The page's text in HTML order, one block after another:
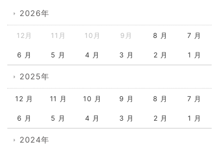
2026年
12月 11月 10月 9月 8 月 7 月
6 月 5 月 4 月 3 月 2 月 1 月
2025年
12 月 11 月 10 月 9 月 8 月 7 月
6 月 5 月 4 月 3 月 2 月 1 月
2024年